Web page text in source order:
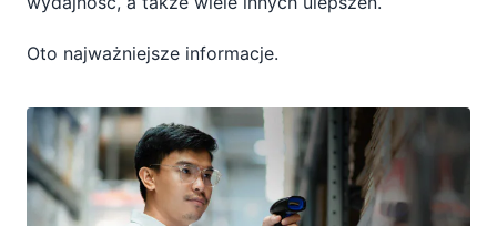
Oto najważniejsze informacje.